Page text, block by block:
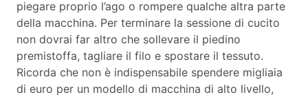
piegare proprio l’ago o rompere qualche altra parte
della macchina. Per terminare la sessione di cucito
non dovrai far altro che sollevare il piedino
premistoffa, tagliare il filo e spostare il tessuto.
Ricorda che non è indispensabile spendere migliaia
di euro per un modello di macchina di alto livello,